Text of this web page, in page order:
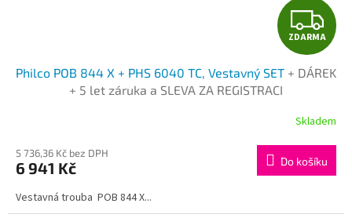
Z
D
A
R
M
A
ZDARMA
Philco POB 844 X + PHS 6040 TC, Vestavný SET + DÁREK
+ 5 let záruka a SLEVA ZA REGISTRACI
Skladem
5 736,36 Kč bez DPH
6 941 Kč Do košíku
Vestavná trouba POB 844 X...